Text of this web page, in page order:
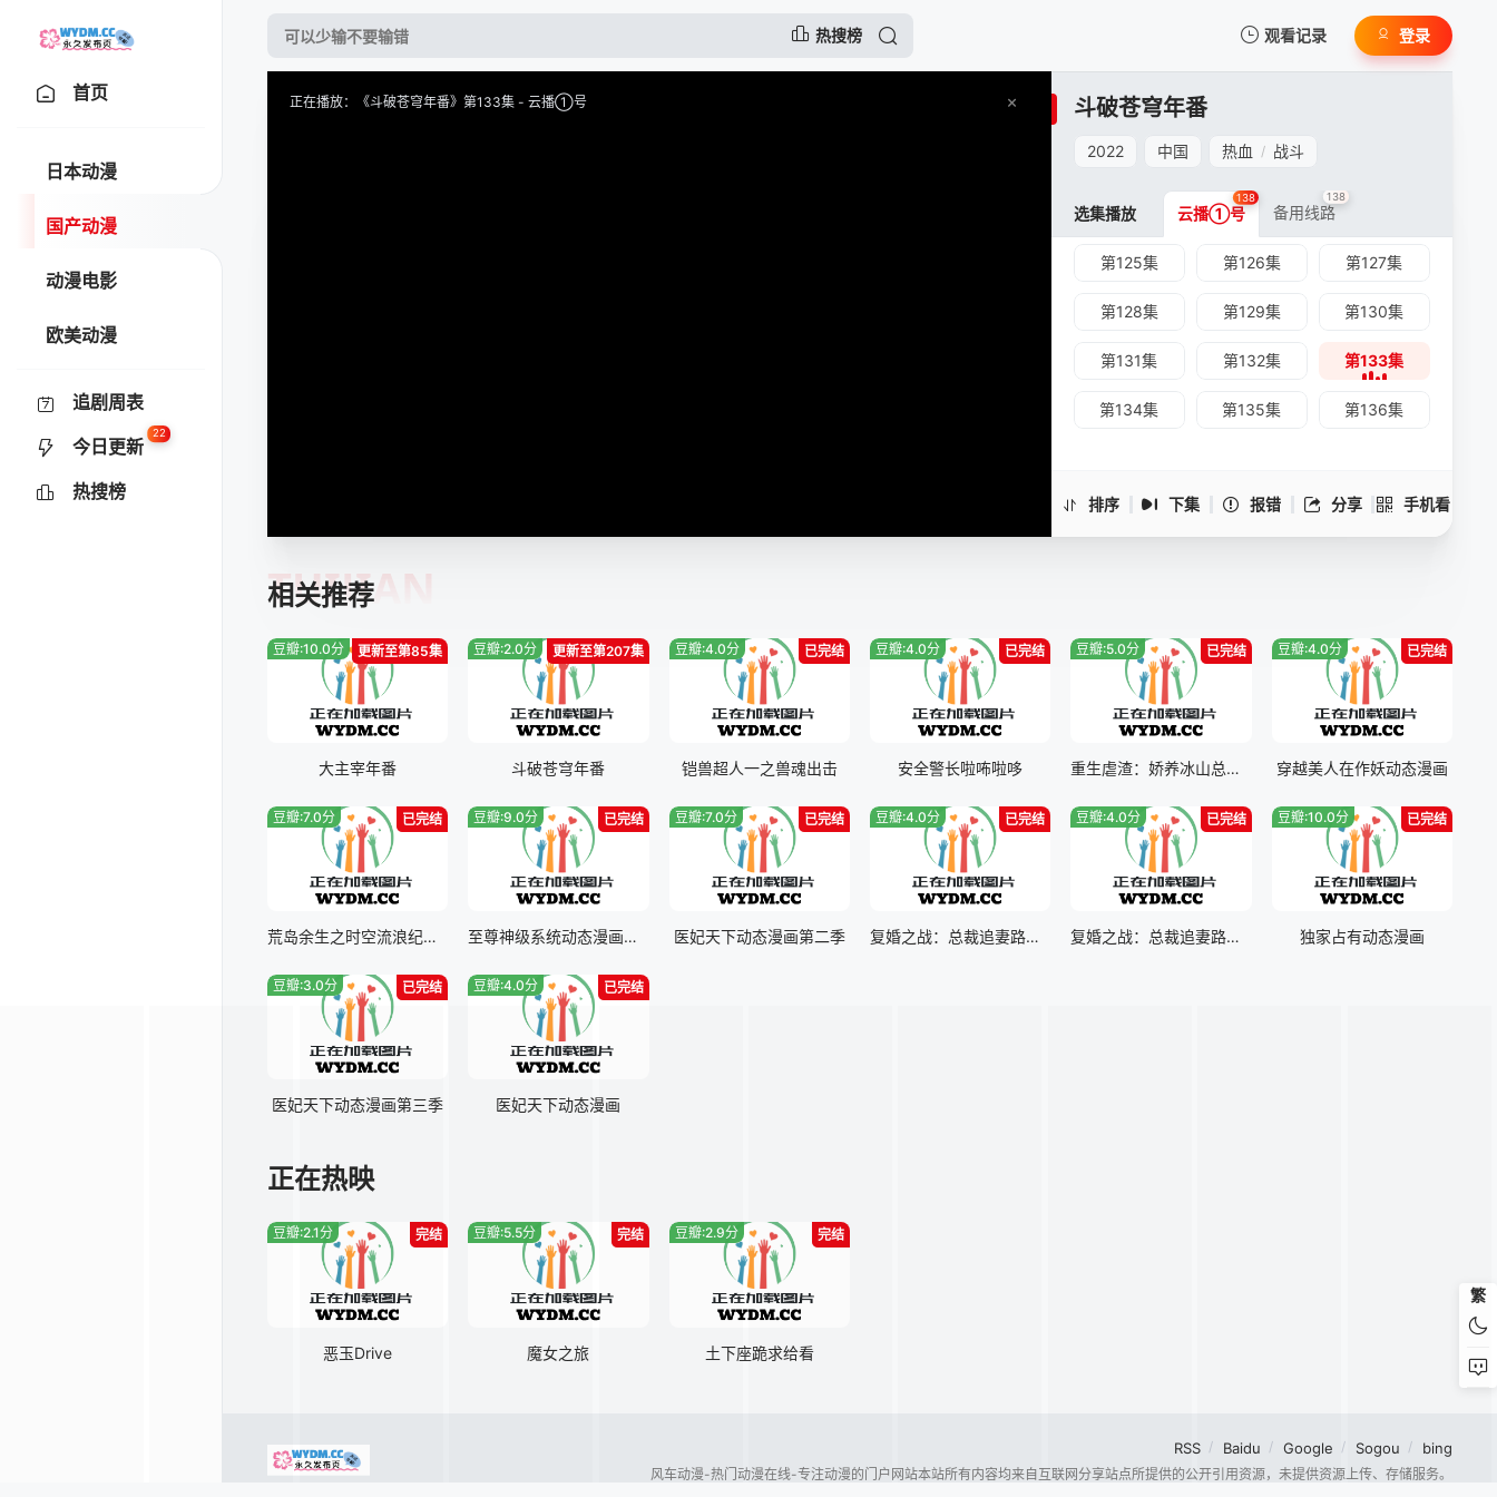
热搜榜 观看记录
我的观影记录
暂无观看影片的记录
登录
首页
日本动漫
国产动漫
动漫电影
欧美动漫
追剧周表
今日更新
22
热搜榜
正在播放：《斗破苍穹年番》第133集 - 云播①号 斗破苍穹年番
2022 中国 热血 / 战斗
排序 下集 报错 分享 手机看
手机扫一扫继续看
选集播放 云播①号
138
备用线路
138
第112集
第115集
第116集
第120集
第122集 第123集
第125集 第126集 第127集
第128集 第129集 第130集
第131集 第132集 第133集
第134集 第135集 第136集
相关推荐
TUIJIAN
更新至第85集
豆瓣:10.0分
大主宰年番
更新至第207集
豆瓣:2.0分
斗破苍穹年番
已完结
豆瓣:4.0分
铠兽超人一之兽魂出击
已完结
豆瓣:4.0分
安全警长啦咘啦哆
已完结
豆瓣:5.0分
重生虐渣：娇养冰山总裁动态漫画
已完结
豆瓣:4.0分
穿越美人在作妖动态漫画
已完结
豆瓣:7.0分
荒岛余生之时空流浪纪动态漫画第一季
已完结
豆瓣:9.0分
至尊神级系统动态漫画第一季
已完结
豆瓣:7.0分
医妃天下动态漫画第二季
已完结
豆瓣:4.0分
复婚之战：总裁追妻路漫漫动态漫画第二季
已完结
豆瓣:4.0分
复婚之战：总裁追妻路漫漫动态漫画
已完结
豆瓣:10.0分
独家占有动态漫画
已完结
豆瓣:3.0分
医妃天下动态漫画第三季
已完结
豆瓣:4.0分
医妃天下动态漫画
正在热映
完结
豆瓣:2.1分
恶玉Drive
完结
豆瓣:5.5分
魔女之旅
完结
豆瓣:2.9分
土下座跪求给看
繁
RSS Baidu Google Sogou bing
风车动漫-热门动漫在线-专注动漫的门户网站本站所有内容均来自互联网分享站点所提供的公开引用资源，未提供资源上传、存储服务。